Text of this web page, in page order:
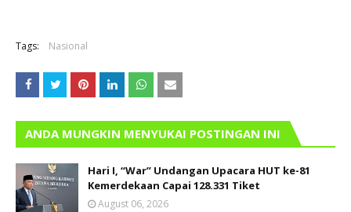
Tags: Nasional
ANDA MUNGKIN MENYUKAI POSTINGAN INI
Hari I, “War” Undangan Upacara HUT ke-81
Kemerdekaan Capai 128.331 Tiket
August 06, 2026